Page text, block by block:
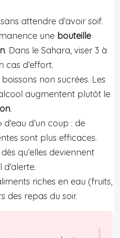
attendre d’avoir soif.
une bouteille
. Dans le Sahara, viser 3 à
cas d’effort.
non sucrées. Les
augmentent plutôt le
.
d’un coup : de
sont plus efficaces.
dès qu’elles deviennent
d’alerte.
riches en eau (fruits,
des repas du soir.